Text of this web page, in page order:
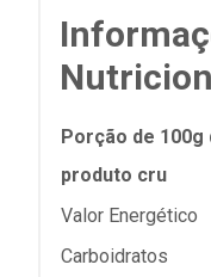
Porção de 100g
produto cru
Valor Energético
Carboidratos